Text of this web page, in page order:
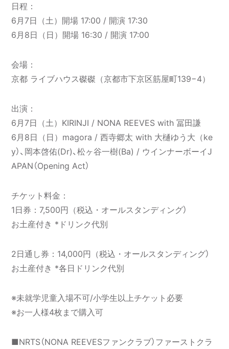
日程：
6月7日（土）開場 17:00 / 開演 17:30
6月8日（日）開場 16:30 / 開演 17:00
会場：
京都 ライブハウス磔磔（京都市下京区筋屋町139−4）
出演：
6月7日（土）KIRINJI / NONA REEVES with 冨田謙
6月8日（日）magora / 西寺郷太 with 大樋ゆう大（ke
y）、岡本啓佑(Dr)、松ヶ谷一樹(Ba) / ウインナーボーイJ
APAN（Opening Act）
チケット料金：
1日券：7,500円（税込・オールスタンディング）
お土産付き *ドリンク代別
2日通し券：14,000円（税込・オールスタンディング）
お土産付き *各日ドリンク代別
※未就学児童⼊場不可/⼩学⽣以上チケット必要
※お一人様4枚まで購入可
■NRTS（NONA REEVESファンクラブ）ファーストクラ